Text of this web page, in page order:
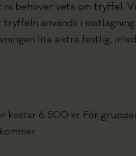
behöver veta om tryffel.
används i
lite extra festlig,
kostar 6 500 kr. För